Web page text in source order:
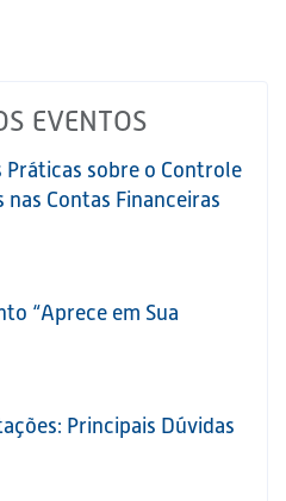
EVENTOS
Práticas sobre o Controle
nas Contas Financeiras
“Aprece em Sua
Principais Dúvidas